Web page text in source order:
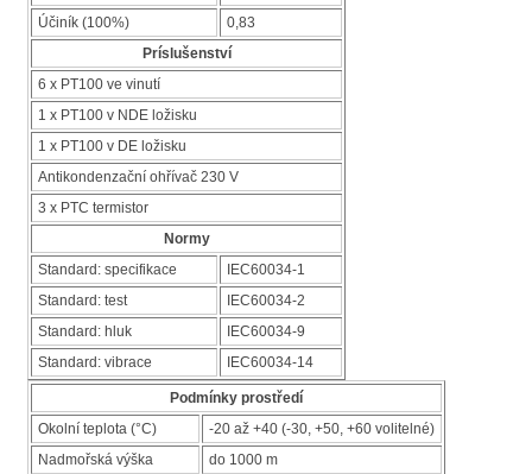
Účiník (100%)
0,83
Príslušenství
6 x PT100 ve vinutí
1 x PT100 v NDE ložisku
1 x PT100 v DE ložisku
Antikondenzační ohřívač 230 V
3 x PTC termistor
Normy
Standard: specifikace
IEC60034-1
Standard: test
IEC60034-2
Standard: hluk
IEC60034-9
Standard: vibrace
IEC60034-14
Podmínky prostředí
Okolní teplota (°C)
-20 až +40 (-30, +50, +60 volitelné)
Nadmořská výška
do 1000 m